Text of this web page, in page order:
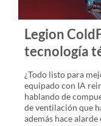
Legion
tecnología
¿Todo listo para
equipado con IA
hablando de
de ventilación que
además hace